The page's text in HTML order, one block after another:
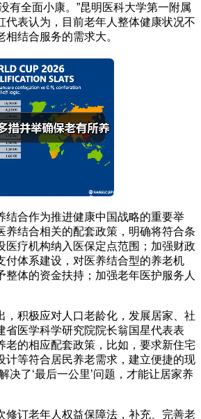
有全面小康。”昆明医科大学第一附属
代表认为，目前老年人整体健康状况不
结合服务的需求大。
结合作为推进健康中国战略的重要举
养结合相关的配套政策，明确将符合条
医疗机构纳入医保定点范围；加强财政
付体系建设，对医养结合型的养老机
整体的资金扶持；加强老年医护服务人
，积极应对人口老龄化，发展居家、社
省医学科学研究院院长翁国星代表表
老的相应配套政策，比如，要求新住宅
计等符合居民养老需求，建立便捷的现
决了‘最后一公里’问题，才能让居家养
修订老年人权益保障法，补充、完善老